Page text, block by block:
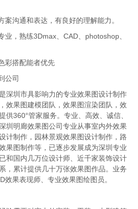
案沟通和表达，有良好的理解能力。
业，熟练3Dmax、CAD、photoshop、
彩搭配能者优先
公司
深圳市具影响力的专业效果图设计制作
效果图建模团队，效果图渲染团队，效
供360°管家服务。专业、高效、诚信、
圳明廊效果图公司专业从事室内外效果
计制作，园林景观效果图设计制作，路
果图制作等，已逐步发展成为深圳专业
和国内几万位设计师、近千家装饰设计
，累计提供几十万张效果图作品。业务
效果表现师、专业效果图绘图员。